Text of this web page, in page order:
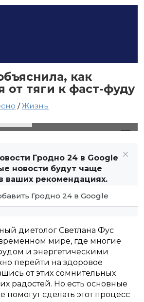
как
от тяги к фаст-фуду
/Жизнь
Гродно 24 в Google
новости будут чаще
ваших рекомендациях.
Гродно 24 в Google
диетолог Светлана Фус
мире, где многие
и энергетическими
перейти на здоровое
от этих сомнительных
радостей. Но есть основные
помогут сделать этот процесс